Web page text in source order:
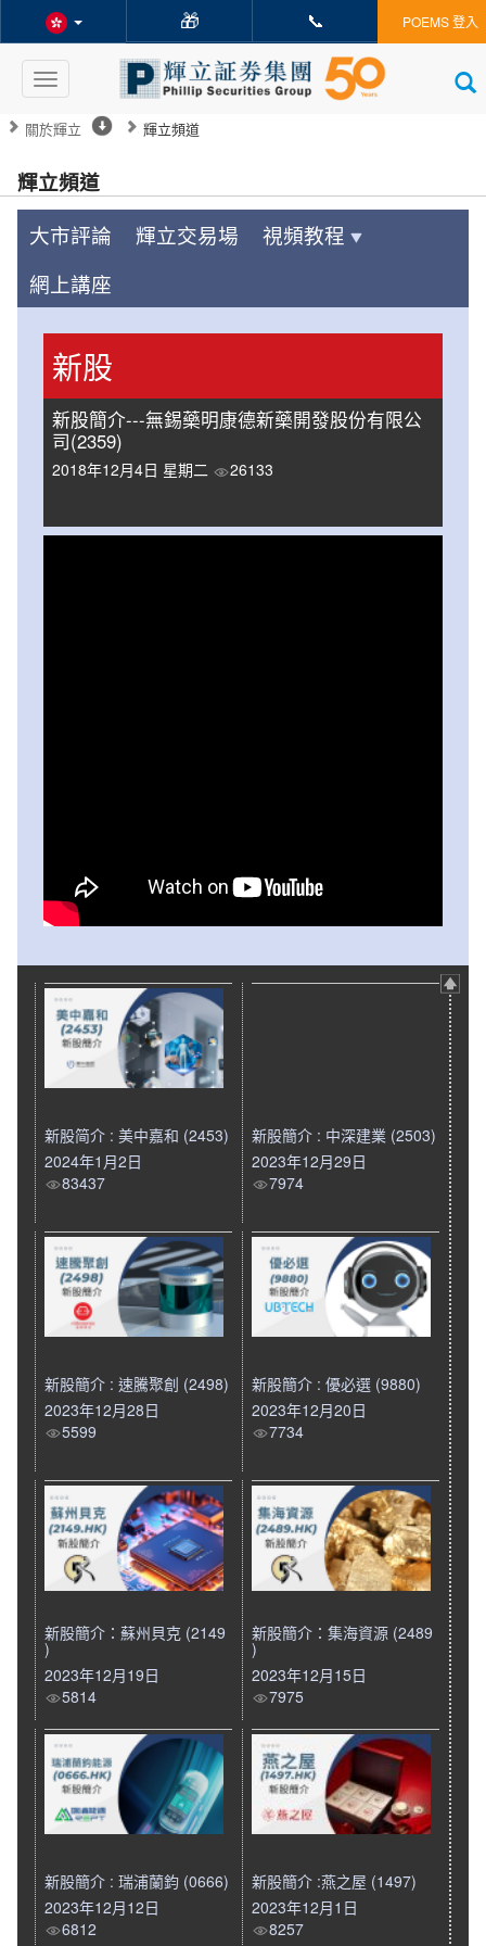
🎁 📞 POEMS 登入
Toggle
navigation
關於輝立 輝立頻道
輝立頻道
大市評論 輝立交易場
視頻教程
網上講座
新股
新股簡介---無錫藥明康德新藥開發股份有限公
司(2359)
2018年12月4日 星期二 26133
新股简介 : 美中嘉和 (2453)
2024年1月2日
83437
新股簡介 : 中深建業 (2503)
2023年12月29日
7974
新股簡介 : 速騰聚創 (2498)
2023年12月28日
5599
新股簡介 : 優必選 (9880)
2023年12月20日
7734
新股簡介：蘇州貝克 (2149
)
2023年12月19日
5814
新股簡介：集海資源 (2489
)
2023年12月15日
7975
新股簡介 : 瑞浦蘭鈞 (0666)
2023年12月12日
6812
新股簡介 :燕之屋 (1497)
2023年12月1日
8257